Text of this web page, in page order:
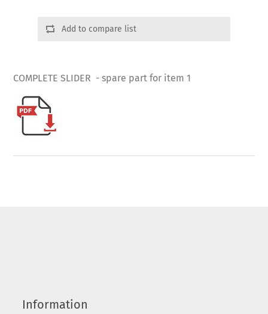
Add to compare list
COMPLETE SLIDER - spare part for item 1
Information